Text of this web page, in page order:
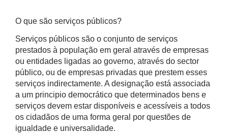
O que são serviços públicos?
Serviços públicos são o conjunto de serviços
prestados à população em geral através de empresas
ou entidades ligadas ao governo, através do sector
público, ou de empresas privadas que prestem esses
serviços indirectamente. A designação está associada
a um principio democrático que determinados bens e
serviços devem estar disponíveis e acessíveis a todos
os cidadãos de uma forma geral por questões de
igualdade e universalidade.